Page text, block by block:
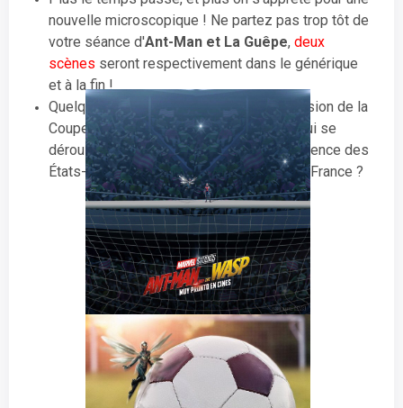
nouvelle microscopique ! Ne partez pas trop tôt de
votre séance d'Ant-Man et La Guêpe,deux
scènes seront respectivement dans le générique
et à la fin !
Quelques posters promotionnels à l'occasion de la
Coupe du Monde de la FIFA de football qui se
déroule actuellement en Russie ? En l'absence des
États-Unis, Ant-Man pourrait-il soutenir la France ?